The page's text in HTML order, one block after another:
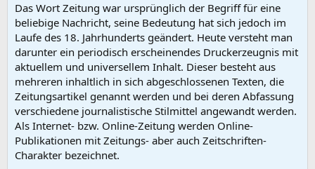
Das Wort Zeitung war ursprünglich der Begriff für eine
beliebige Nachricht, seine Bedeutung hat sich jedoch im
Laufe des 18. Jahrhunderts geändert. Heute versteht man
darunter ein periodisch erscheinendes Druckerzeugnis mit
aktuellem und universellem Inhalt. Dieser besteht aus
mehreren inhaltlich in sich abgeschlossenen Texten, die
Zeitungsartikel genannt werden und bei deren Abfassung
verschiedene journalistische Stilmittel angewandt werden.
Als Internet- bzw. Online-Zeitung werden Online-
Publikationen mit Zeitungs- aber auch Zeitschriften-
Charakter bezeichnet.